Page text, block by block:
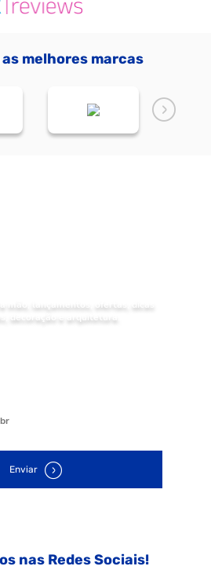
melhores marcas
mão, lançamentos, ofertas, dicas
decoração e arquitetura.
Enviar
nas Redes Sociais!